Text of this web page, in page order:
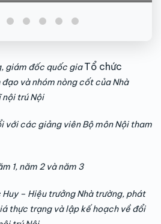
giám đốc quốc giaTổ chức
và nhóm nòng cốt của Nhà
nội trú Nội
với các giảng viên Bộ môn Nội tham
1, năm 2 và năm 3
Huy – Hiệu trưởng Nhà trường, phát
thực trạng và lập kế hoạch về đổi